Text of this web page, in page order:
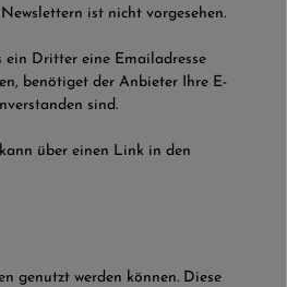
ist nicht vorgesehen.
ein Dritter eine Emailadresse
benötiget der Anbieter Ihre E-
sind.
über einen Link in den
genutzt werden können. Diese